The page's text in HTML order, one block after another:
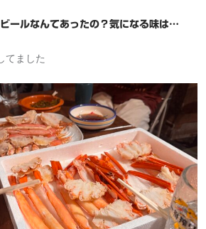
ールなんてあったの？気になる味は…
てました